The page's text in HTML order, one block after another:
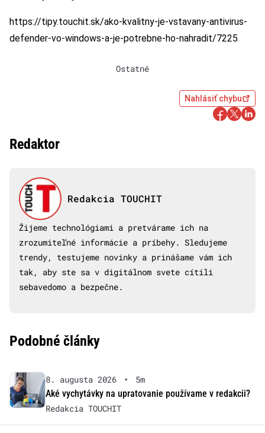
https://tipy.touchit.sk/ako-kvalitny-je-vstavany-antivirus-
defender-vo-windows-a-je-potrebne-ho-nahradit/7225
Ostatné
Nahlásiť chybu
Redaktor
Redakcia TOUCHIT
Žijeme technológiami a pretvárame ich na
zrozumiteľné informácie a príbehy. Sledujeme
trendy, testujeme novinky a prinášame vám ich
tak, aby ste sa v digitálnom svete cítili
sebavedomo a bezpečne.
Podobné články
8. augusta 2026 •
5m
Aké vychytávky na upratovanie používame v redakcii?
Redakcia TOUCHIT